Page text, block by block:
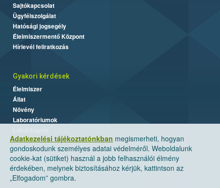
Adatkezelési tájékoztatónkban megismerheti, hogyan
gondoskodunk személyes adatai védelméről. Weboldalunk
cookie-kat (sütiket) használ a jobb felhasználói élmény
érdekében, melynek biztosításához kérjük, kattintson az
„Elfogadom” gombra.
Sajtókapcsolat
Ügyfélszolgálat
Hatósági jogsegély
Élelmiszermentő Központ
Hírlevél feliratkozás
Gyakori kérdések
Élelmiszer
Állat
Növény
Laboratóriumok